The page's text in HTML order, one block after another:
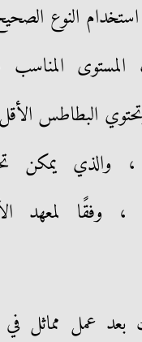
استخدام النوع
البطاطس
والذي يمكن
، وفقًا لمعهد
عمل مماثل في